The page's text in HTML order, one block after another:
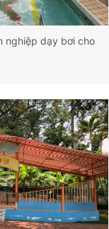
nghiệp dạy bơi cho